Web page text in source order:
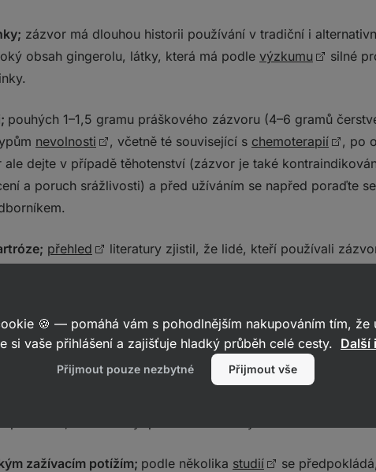
zázvor má dlouhou historii používání v tradiční i
obsah gingerolu, látky, která má podle výzkumu
silné
pouhých 1–1,5 gramu práškového zázvoru (4–6 gramů
nevolnosti , včetně té související s chemoterapií
, po
ale dejte v případě těhotenství (zázvor je také
a poruch srážlivosti) a před užíváním se napřed poraďte
přehled
literatury zjistil, že lidé, kteří používali
a ztuhlost u lidí s osteoartrózou kolen.
cukru v krvi;
z roku 2015 byla pomocí 2 gramů
cukru v krvi o 12 % u diabetických pacientů. Navíc se
zažívacím potížím; podle několika studií
se
🍪 — pomáhá vám s pohodlnějším nakupováním tím, že
si vaše přihlášení a zajišťuje hladký průběh celé cesty. Další
Přijmout pouze nezbytné Přijmout vše